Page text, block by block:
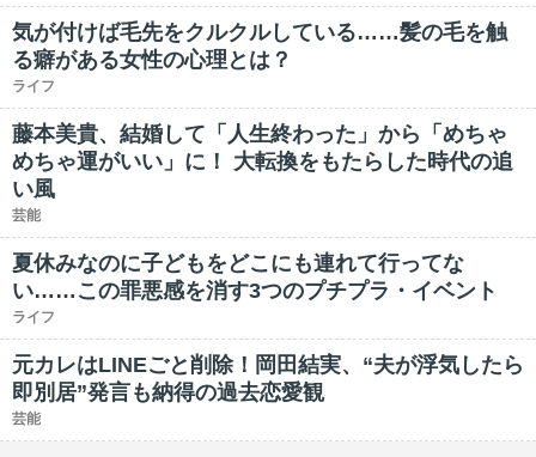
気が付けば毛先をクルクルしている……髪の毛を触
る癖がある女性の心理とは？
ライフ
藤本美貴、結婚して「人生終わった」から「めちゃ
めちゃ運がいい」に！ 大転換をもたらした時代の追
い風
芸能
夏休みなのに子どもをどこにも連れて行ってな
い……この罪悪感を消す3つのプチプラ・イベント
ライフ
元カレはLINEごと削除！岡田結実、“夫が浮気したら
即別居”発言も納得の過去恋愛観
芸能